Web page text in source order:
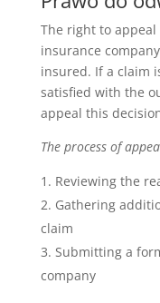
The right to
insurance
insured. If a claim
satisfied with the
appeal this
The process of
Reviewing the
Gathering
claim
Submitting a
company